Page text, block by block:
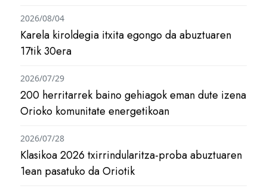
Karela kiroldegia itxita egongo da abuztuaren
17tik 30era
2026/08/04
200 herritarrek baino gehiagok eman dute izena
Orioko komunitate energetikoan
2026/07/29
Klasikoa 2026 txirrindularitza-proba abuztuaren
1ean pasatuko da Oriotik
2026/07/28